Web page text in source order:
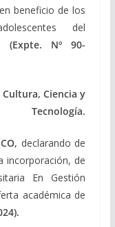
beneficio de los
del
(Expte. Nº 90-
Ciencia y
Tecnología.
, declarando de
incorporación, de
En Gestión
académica de